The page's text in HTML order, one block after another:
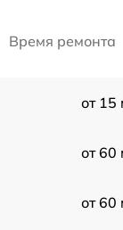
Время ремонта
от 15
от 60
от 60